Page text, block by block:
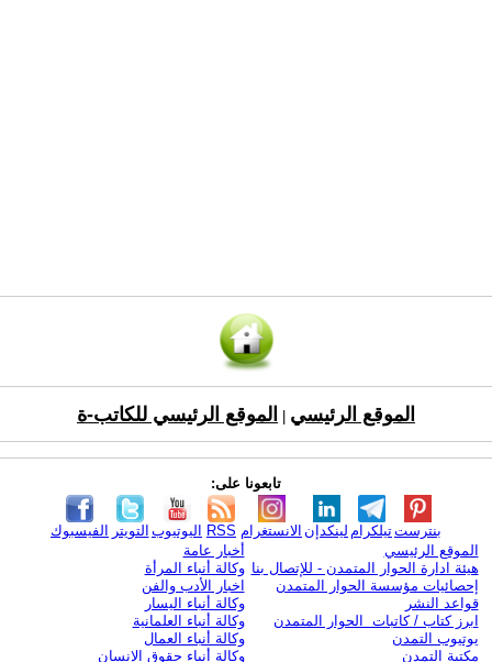
الموقع الرئيسي الموقع الرئيسي للكاتب-ة
تابعونا على:
الفيسبوك التويتر اليوتيوب RSS الانستغرام لينكدإن تيلكرامبنترست
الموقع الرئيسي
هيئة ادارة الحوار المتمدن - للإتصال بنا
إحصائيات مؤسسة الحوار المتمدن
قواعد النشر
ابرز كتاب / كاتبات الحوار المتمدن
يوتيوب التمدن
مكتبة التمدن
أخبار عامة
وكالة أنباء المرأة
اخبار الأدب والفن
وكالة أنباء اليسار
وكالة أنباء العلمانية
وكالة أنباء العمال
وكالة أنباء حقوق الإنسان